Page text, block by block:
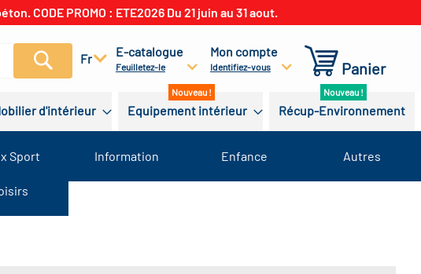
CODE PROMO : ETE2026 Du 21 juin au 31 aout.
Recherchez
Fr E-catalogue
Feuilletez-le
Mon compte
Identifiez-vous Panier
d'intérieur Equipement intérieur Récup-Environnement
Sport Information Enfance Autres